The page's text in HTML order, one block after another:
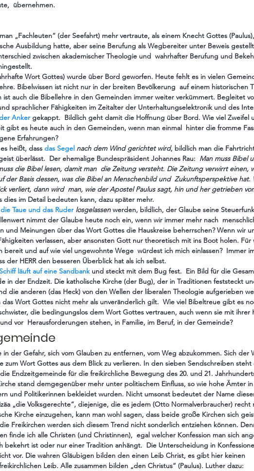
übernehmen.
„Fachleuten“ (der Seefahrt) mehr vertraute, als einem Knecht Gottes
Ausbildung hatte, aber seine Berufung als Wegbereiter unter Beweis
zwischen akademischer Theologie und  wahrhafter Berufung und
Wort Gottes) wurde über Bord geworfen. Heute fehlt es in vielen
Bibelwissen ist nicht nur in der breiten Bevölkerung  auf einem historischen
ist auch die Bibellehre in den Gemeinden immer weiter verkümmert. Begleitet
sprachlicher Fähigkeiten im Zeitalter der Unterhaltungselektronik und des
Anker gekappt.  Bildlich geht damit die Hoffnung über Bord. Wie viel Zweifel
gibt es heute auch in den Gemeinden, wenn man einmal  hinter die fromme
Erfahrungen?
heißt, dass das Segel nach dem Wind gerichtet wird, bildlich man die
überlässt.  Der ehemalige Bundespräsident Johannes Rau: Man muss Bibel
die Bibel lesen, damit man  die Zeitung versteht. Die Zeitung verwirrt einen,
der Basis dessen, was die Bibel an Menschenbild und  Zukunftsperspektive hat.
verliert, dann wird  man, wie der Apostel Paulus sagt, hin und her getrieben
dies im Detail bedeuten kann, dazu später mehr.
die Taue und das Ruder losgelassen werden, bildlich, der Glaube seine
nimmt der Glaube heute noch ein, wenn wir immer mehr nach
und Meinungen über das Wort Gottes die Hauskreise beherrschen? Wenn wir
verlassen, aber ansonsten Gott nur theoretisch mit ins Boot holen. Für
bereit und auf wie viel ungewohnte Wege  würdest ich mich einlassen?  Immer
der HERR den besseren Überblick hat als ich selbst.
läuft auf eine Sandbank und steckt mit dem Bug fest.  Ein Bild für die
in der Endzeit. Die katholische Kirche (der Bug), der in Traditionen feststeckt
die anderen (das Heck) von den Wellen der liberalen Theologie aufgerieben
das Wort Gottes nicht mehr als unveränderlich gilt.  Wie viel Bibeltreue gibt es
die bedingungslos dem Wort Gottes vertrauen, auch wenn sie mit ihrer
vor  Herausforderungen stehen, in Familie, im Beruf, in der Gemeinde?
der Gefahr, sich vom Glauben zu entfernen, vom Weg abzukommen. Sich der
zum Wort Gottes aus dem Blick zu verlieren. In den sieben Sendschreiben steht
Endzeitgemeinde für die freikirchliche Bewegung des 20. und 21.
stand demgegenüber mehr unter politischem Einfluss, so wie hohe Ämter
und Politikerinnen bekleidet wurden. Nicht umsonst bedeutet der Name
„die Volksgerechte“, diejenige, die es jedem (Otto Normalverbraucher) recht
Kirche einzugehen, kann man wohl sagen, dass beide große Kirchen sich
Freikirchen werden sich diesem Trend nicht sonderlich entziehen können.
finde ich alle Christen (und Christinnen),  egal welcher Konfession man sich
bekehrt ist oder nur einer Tradition anhängt.  Die Unterscheidung in
vor. Die wahren Gläubigen bilden den einen Leib Christ, es gibt hier keinen
Leib. Alle zusammen bilden „den Christus“ (Paulus). Luther dazu: